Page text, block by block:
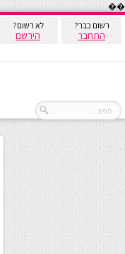
��
רשום כבר?
התחבר
לא רשום?
הירשם